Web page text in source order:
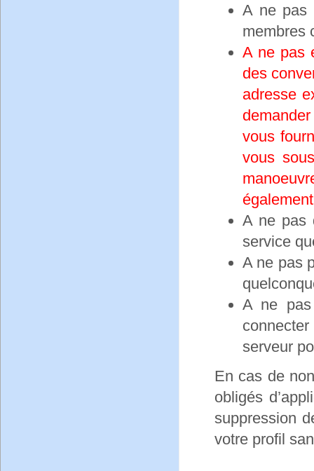
A ne pas
membres
A ne pas
des
adresse
vous
vous
A ne pas
service
A ne pas
A ne
serveur
En cas de
obligés
suppression
votre profil